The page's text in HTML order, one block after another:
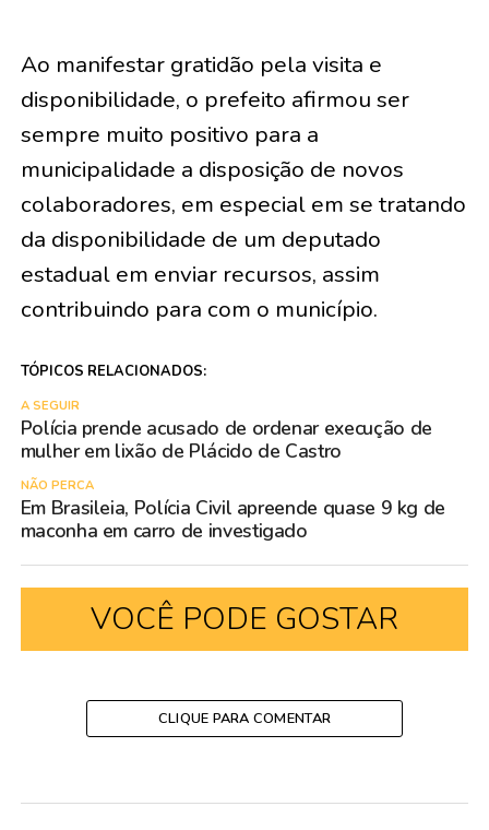
Ao manifestar gratidão pela visita e
disponibilidade, o prefeito afirmou ser
sempre muito positivo para a
municipalidade a disposição de novos
colaboradores, em especial em se tratando
da disponibilidade de um deputado
estadual em enviar recursos, assim
contribuindo para com o município.
TÓPICOS RELACIONADOS:
A SEGUIR
Polícia prende acusado de ordenar execução de
mulher em lixão de Plácido de Castro
NÃO PERCA
Em Brasileia, Polícia Civil apreende quase 9 kg de
maconha em carro de investigado
VOCÊ PODE GOSTAR
CLIQUE PARA COMENTAR